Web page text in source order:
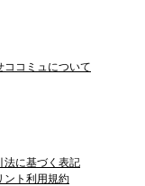
ココミュについて
法に基づく表記
ント利用規約